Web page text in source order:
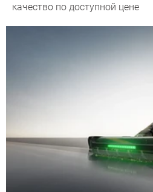
качество по доступной цене